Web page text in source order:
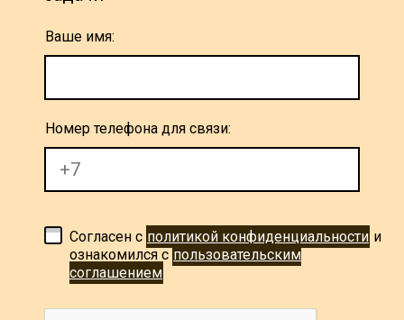
Ваше имя:
Номер телефона для связи:
Согласен с политикой конфиденциальности и
ознакомился с пользовательским
соглашением